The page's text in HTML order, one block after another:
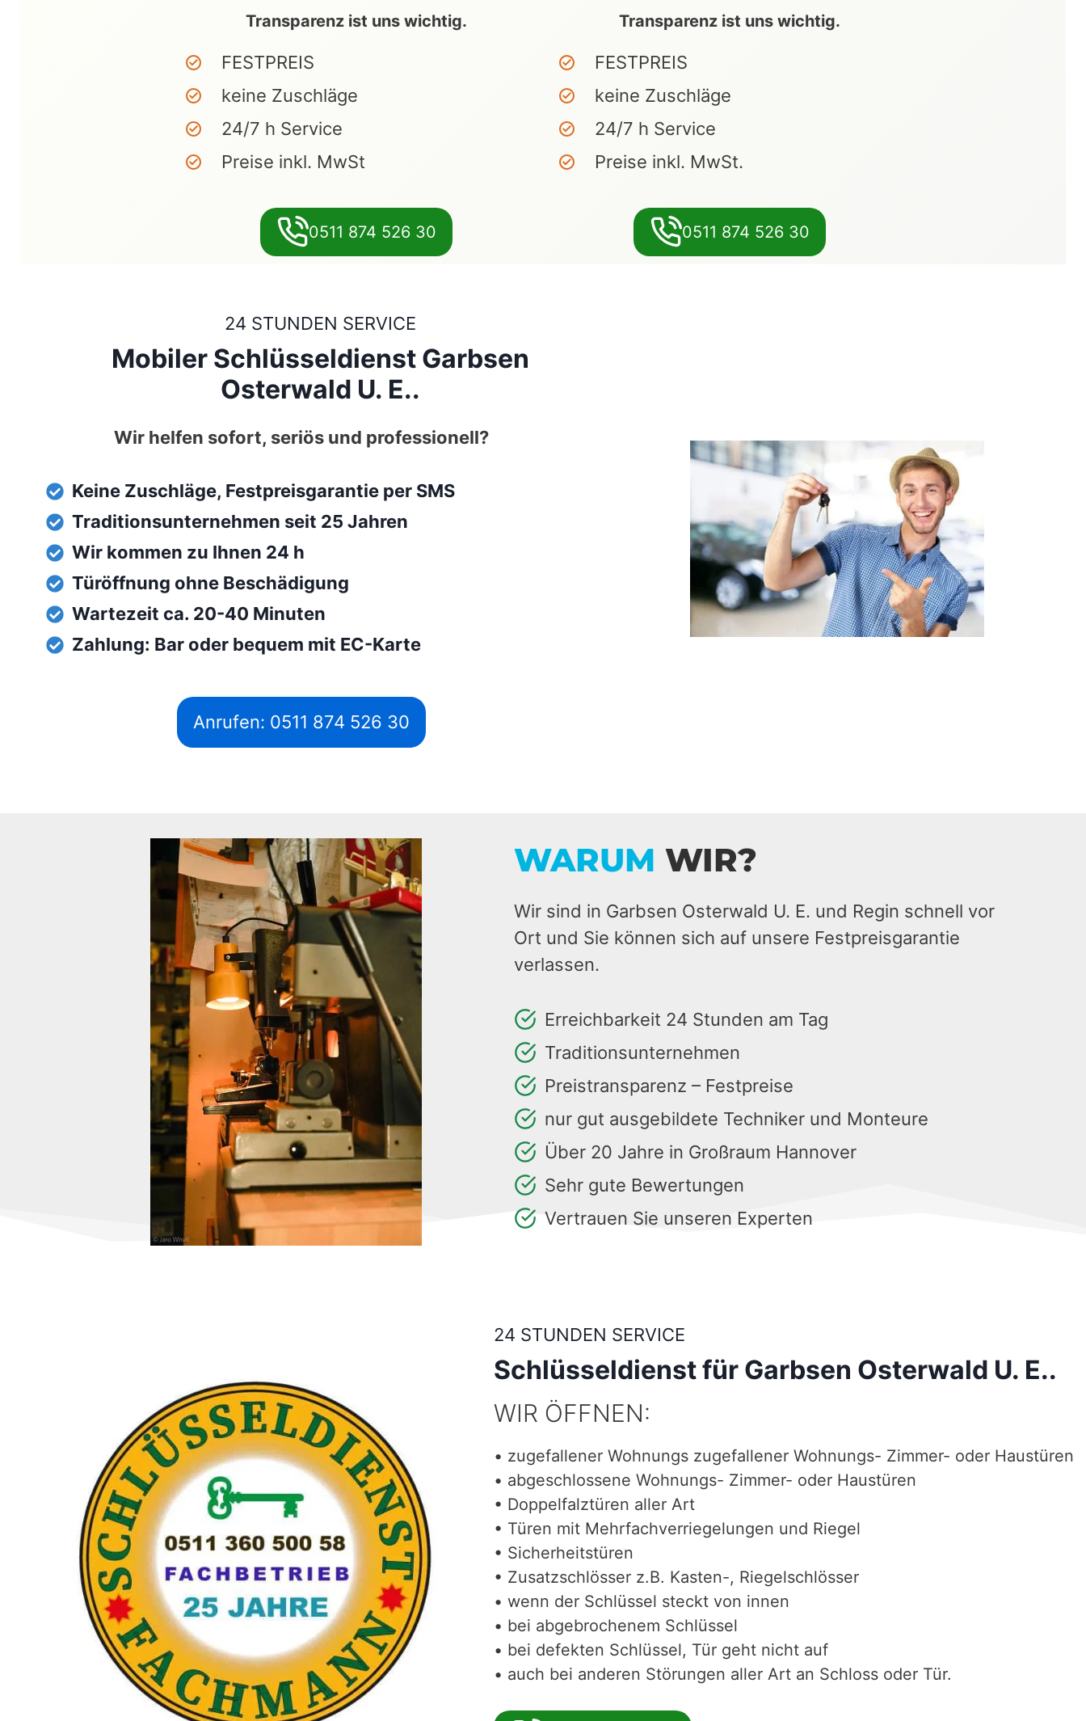
Transparenz ist uns wichtig.
FESTPREIS
keine Zuschläge
24/7 h Service
Preise inkl. MwSt
0511 874 526 30
Transparenz ist uns wichtig.
FESTPREIS
keine Zuschläge
24/7 h Service
Preise inkl. MwSt.
0511 874 526 30
24 STUNDEN SERVICE
Mobiler Schlüsseldienst Garbsen
Osterwald U. E..
Wir helfen sofort, seriös und professionell?
Keine Zuschläge, Festpreisgarantie per SMS
Traditionsunternehmen seit 25 Jahren
Wir kommen zu Ihnen 24 h
Türöffnung ohne Beschädigung
Wartezeit ca. 20-40 Minuten
Zahlung: Bar oder bequem mit EC-Karte
Anrufen: 0511 874 526 30
WARUM WIR?
Wir sind in Garbsen Osterwald U. E. und Regin schnell vor
Ort und Sie können sich auf unsere Festpreisgarantie
verlassen.
Erreichbarkeit 24 Stunden am Tag
Traditionsunternehmen
Preistransparenz – Festpreise
nur gut ausgebildete Techniker und Monteure
Über 20 Jahre in Großraum Hannover
Sehr gute Bewertungen
Vertrauen Sie unseren Experten
24 STUNDEN SERVICE
Schlüsseldienst für Garbsen Osterwald U. E..
WIR ÖFFNEN:
• zugefallener Wohnungs zugefallener Wohnungs- Zimmer- oder Haustüren
• abgeschlossene Wohnungs- Zimmer- oder Haustüren
• Doppelfalztüren aller Art
• Türen mit Mehrfachverriegelungen und Riegel
• Sicherheitstüren
• Zusatzschlösser z.B. Kasten-, Riegelschlösser
• wenn der Schlüssel steckt von innen
• bei abgebrochenem Schlüssel
• bei defekten Schlüssel, Tür geht nicht auf
• auch bei anderen Störungen aller Art an Schloss oder Tür.